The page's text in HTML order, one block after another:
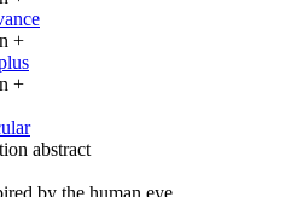
+
+
abstract
by the human eye